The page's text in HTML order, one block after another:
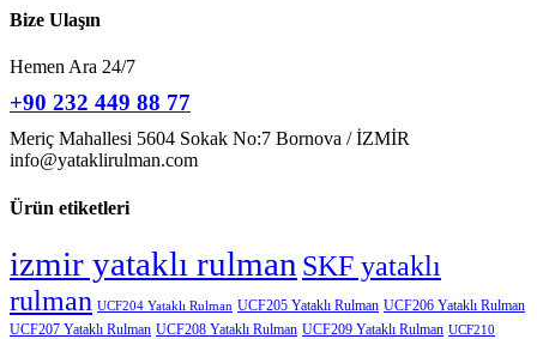
Bize Ulaşın
Hemen Ara 24/7
+90 232 449 88 77
Meriç Mahallesi 5604 Sokak No:7 Bornova / İZMİR
info@yataklirulman.com
Ürün etiketleri
izmir yataklı rulman SKF yataklı
rulman UCF204 Yataklı Rulman UCF205 Yataklı Rulman UCF206 Yataklı Rulman
UCF207 Yataklı Rulman UCF208 Yataklı Rulman UCF209 Yataklı Rulman UCF210